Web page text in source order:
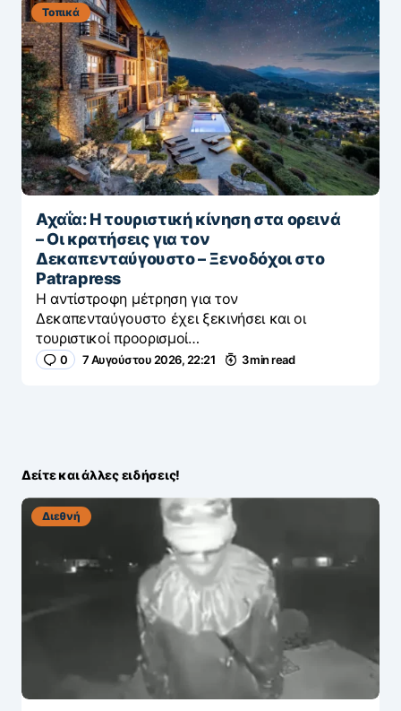
Τοπικά
Αχαΐα: Η τουριστική κίνηση στα ορεινά
– Οι κρατήσεις για τον
Δεκαπενταύγουστο – Ξενοδόχοι στο
Patrapress
Η αντίστροφη μέτρηση για τον
Δεκαπενταύγουστο έχει ξεκινήσει και οι
τουριστικοί προορισμοί…
0 7 Αυγούστου 2026, 22:21 3 min read
Δείτε και άλλες ειδήσεις!
Διεθνή